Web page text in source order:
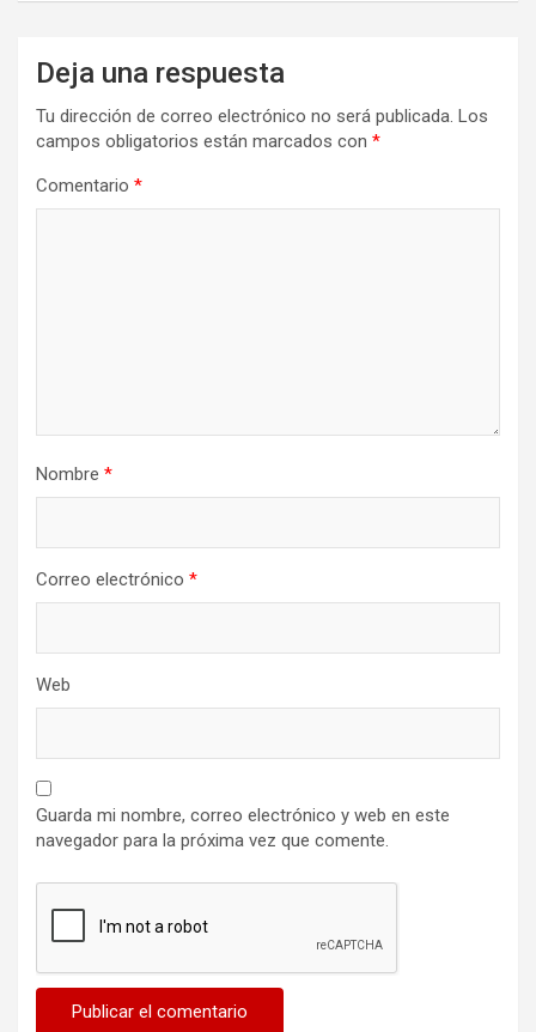
Deja una respuesta
Tu dirección de correo electrónico no será publicada. Los
campos obligatorios están marcados con *
Comentario *
Nombre *
Correo electrónico *
Web
Guarda mi nombre, correo electrónico y web en este
navegador para la próxima vez que comente.